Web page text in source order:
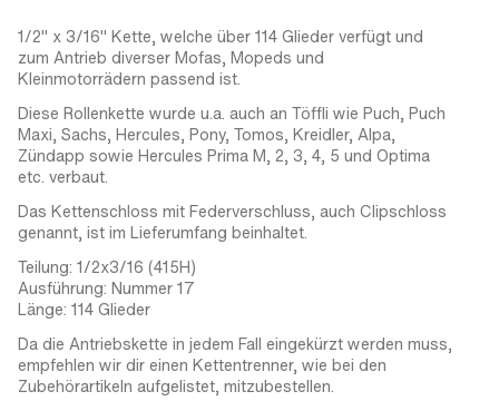
1/2" x 3/16" Kette, welche über 114 Glieder verfügt und
zum Antrieb diverser Mofas, Mopeds und
Kleinmotorrädern passend ist.
Diese Rollenkette wurde u.a. auch an Töffli wie Puch, Puch
Maxi, Sachs, Hercules, Pony, Tomos, Kreidler, Alpa,
Zündapp sowie Hercules Prima M, 2, 3, 4, 5 und Optima
etc. verbaut.
Das Kettenschloss mit Federverschluss, auch Clipschloss
genannt, ist im Lieferumfang beinhaltet.
Teilung: 1/2x3/16 (415H)
Ausführung: Nummer 17
Länge: 114 Glieder
Da die Antriebskette in jedem Fall eingekürzt werden muss,
empfehlen wir dir einen Kettentrenner, wie bei den
Zubehörartikeln aufgelistet, mitzubestellen.